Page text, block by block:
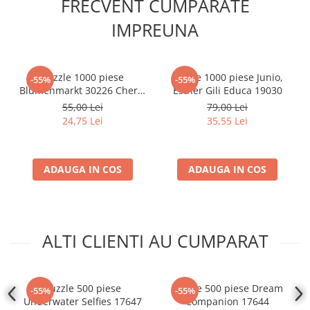
Accesorii Clasice
Sanrio
Comic Books (Benzi Desenate)
Trading Card Games
DragonBallZ
Yu Gi Oh
Digimon Card Game
Weis Schwarz
Flesh and Blood
FRECVENT CUMPARATE
IMPREUNA
-55%Puzzle 1000 piese
Blumenmarkt 30226 Cherry
Pazzi
55,00 Lei
24,75 Lei
ADAUGA IN COS
-55%
Puzzle 1000 piese Junio,
Esther Gili Educa 19030
79,00 Lei
35,55 Lei
ADAUGA IN COS
ALTI CLIENTI AU CUMPARAT
-55%Puzzle 500 piese
Underwater Selfies 17647
-55%
Puzzle 500 piese Dream
Companion 17644